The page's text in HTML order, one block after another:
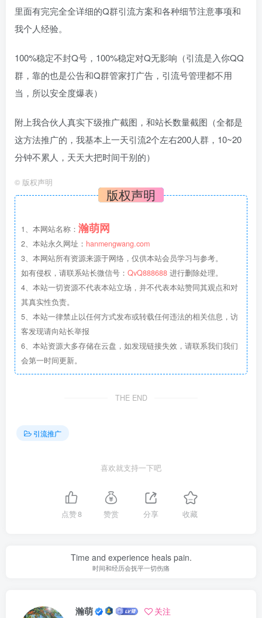
里面有完完全全详细的Q群引流方案和各种细节注意事项和
我个人经验。
100%稳定不封Q号，100%稳定对Q无影响（引流是入你QQ
群，靠的也是公告和Q群管家打广告，引流号管理都不用
当，所以安全度爆表）
附上我合伙人真实下级推广截图，和站长数量截图（全都是
这方法推广的，我基本上一天引流2个左右200人群，10~20
分钟不累人，天天大把时间干别的）
© 版权声明
版权声明
1、本网站名称： 瀚萌网
2、本站永久网址： hanmengwang.com
3、本网站所有资源来源于网络，仅供本站会员学习与参考。
如有侵权，请联系站长微信号： QvQ888688 进行删除处理。
4、本站一切资源不代表本站立场，并不代表本站赞同其观点和对
其真实性负责。
5、本站一律禁止以任何方式发布或转载任何违法的相关信息，访
客发现请向站长举报
6、本站资源大多存储在云盘，如发现链接失效，请联系我们我们
会第一时间更新。
THE END
引流推广
喜欢就支持一下吧
点赞8 赞赏 分享 收藏
Time and experience heals pain.
时间和经历会抚平一切伤痛
瀚萌 关注